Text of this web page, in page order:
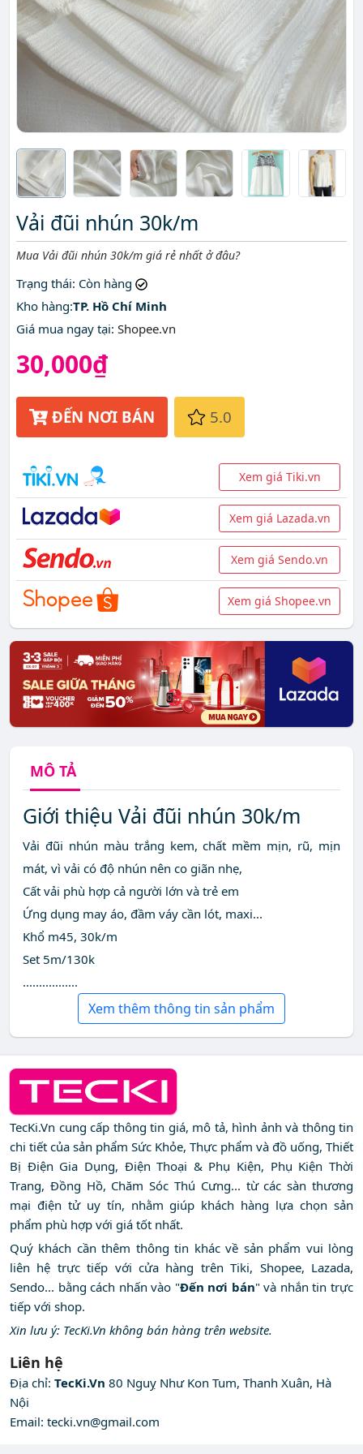
Vải đũi nhún 30k/m
Mô tả ngắn
Mua Vải đũi nhún 30k/m giá rẻ nhất ở đâu?
Trạng thái: Còn hàng
Kho hàng:TP. Hồ Chí Minh
Giá mua ngay tại: Shopee.vn
30,000₫
ĐẾN NƠI BÁN 5.0
Xem giá Tiki.vn
Xem giá Lazada.vn
Xem giá Sendo.vn
Xem giá Shopee.vn
MÔ TẢ
Giới thiệu Vải đũi nhún 30k/m
Vải đũi nhún màu trắng kem, chất mềm mịn, rũ, mịn
mát, vì vải có độ nhún nên co giãn nhẹ,
Cất vải phù hợp cả người lớn và trẻ em
Ứng dụng may áo, đầm váy cần lót, maxi...
Khổ m45, 30k/m
Set 5m/130k
.................
Xem thêm thông tin sản phẩm
TecKi.Vn cung cấp thông tin giá, mô tả, hình ảnh và thông tin
chi tiết của sản phẩm Sức Khỏe, Thực phẩm và đồ uống, Thiết
Bị Điện Gia Dụng, Điện Thoại & Phụ Kiện, Phụ Kiện Thời
Trang, Đồng Hồ, Chăm Sóc Thú Cưng... từ các sàn thương
mại điện tử uy tín, nhằm giúp khách hàng lựa chọn sản
phẩm phù hợp với giá tốt nhất.
Quý khách cần thêm thông tin khác về sản phẩm vui lòng
liên hệ trực tiếp với cửa hàng trên Tiki, Shopee, Lazada,
Sendo... bằng cách nhấn vào "Đến nơi bán" và nhắn tin trực
tiếp với shop.
Xin lưu ý: TecKi.Vn không bán hàng trên website.
Liên hệ
Địa chỉ: TecKi.Vn 80 Nguỵ Như Kon Tum, Thanh Xuân, Hà
Nội
Email: tecki.vn@gmail.com